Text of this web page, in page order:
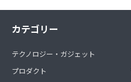
カテゴリー
テクノロジー・ガジェット
プロダクト